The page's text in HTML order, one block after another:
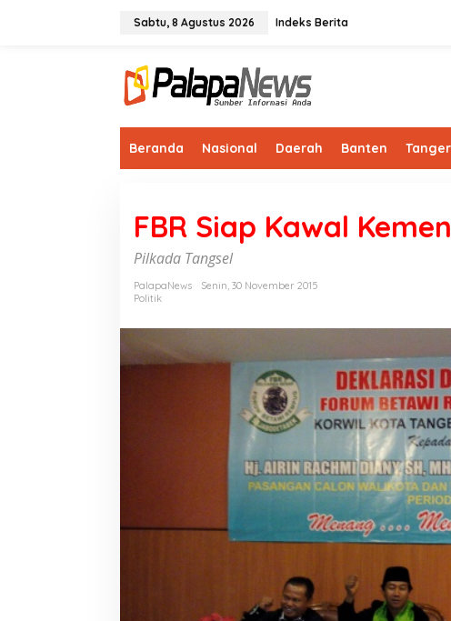
Sabtu, 8 Agustus 2026 Indeks Berita
Beranda Nasional Daerah Banten
FBR Siap Kawal
Pilkada Tangsel
PalapaNews
Senin, 30 November 2015
Politik